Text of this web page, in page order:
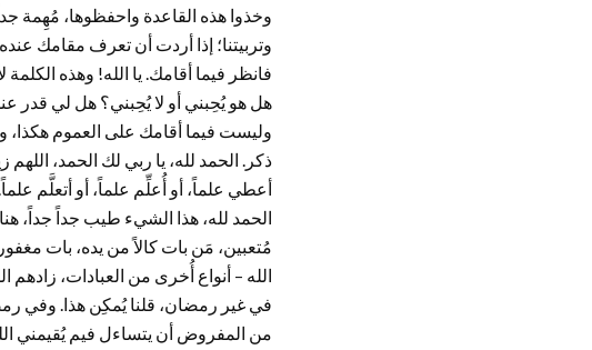
وخذوا هذه القاعدة واحفظوها، مُهِمة جداً
وتربيتنا؛ إذا أردت أن تعرف مقامك
فانظر فيما أقامك. يا الله! وهذه
هل هو يُحِبني أو لا يُحِبني؟ هل لي قدر
وليست فيما أقامك على العموم هكذا،
ذكر. الحمد لله، يا ربي لك الحمد،
أعطي علماً، أو أُعلِّم علماً، أو أتعلَّم
الحمد لله، هذا الشيء طيب جداً جداً،
مُتعبين، مَن بات كالاً من يده، بات
الله – أنواع أُخرى من العبادات،
من المفروض أن يتساءل فيم يُقيمني